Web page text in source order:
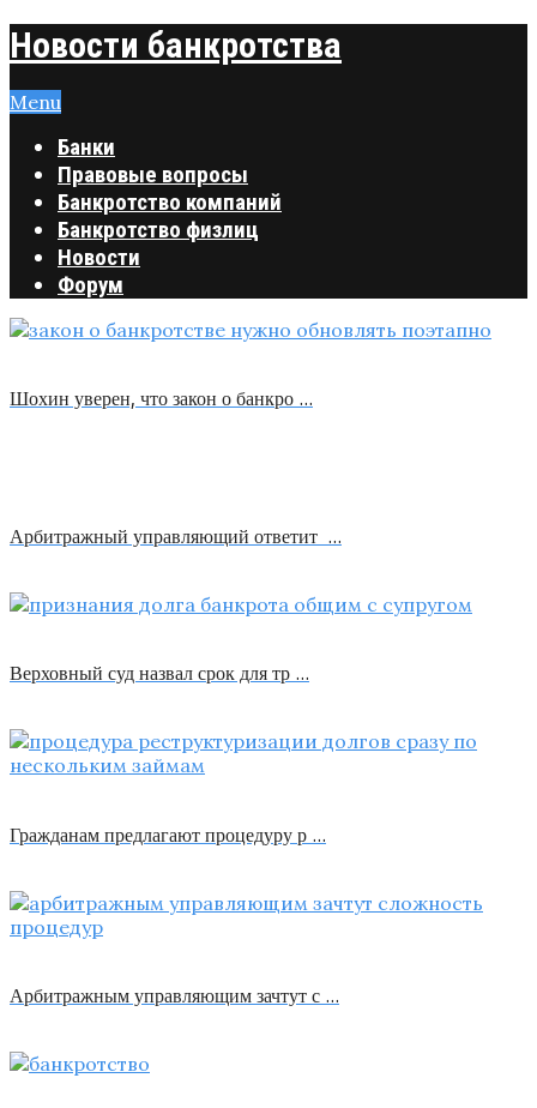
Новости банкротства
Menu
Банки
Правовые вопросы
Банкротство компаний
Банкротство физлиц
Новости
Форум
Шохин уверен, что закон о банкро …
Арбитражный управляющий ответит …
Верховный суд назвал срок для тр …
Гражданам предлагают процедуру р …
Арбитражным управляющим зачтут с …